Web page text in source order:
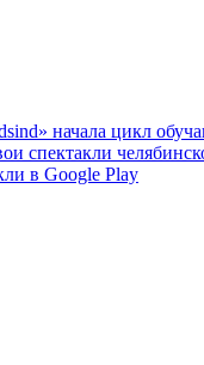
начала цикл
спектакли
в Google Play